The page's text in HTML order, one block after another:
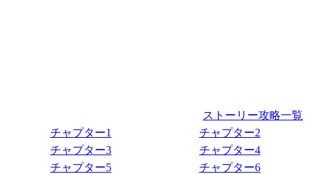
ストーリー攻略一覧
チャプター1
チャプター2
チャプター3
チャプター4
チャプター5
チャプター6